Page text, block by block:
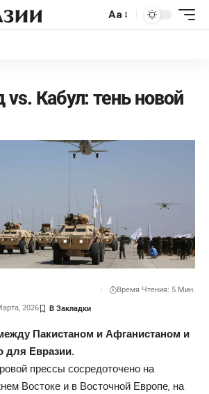
Aa
Кабул: тень новой
2026
Время Чтения: 5 Мин.
Пакистаном и Афганистаном и
для Евразии.
прессы сосредоточено на
Востоке и в Восточной Европе, на